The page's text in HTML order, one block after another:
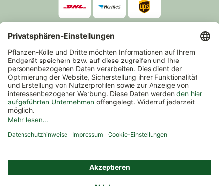
Zahlarten
*Alle Preise inkl. gesetzlicher Mehrwertsteuer zzgl.Versand
Mindestbestellwert 14,90 €, ausgenommen sind Gutscheine und
Events.
Widerrufsrecht Datenschutz